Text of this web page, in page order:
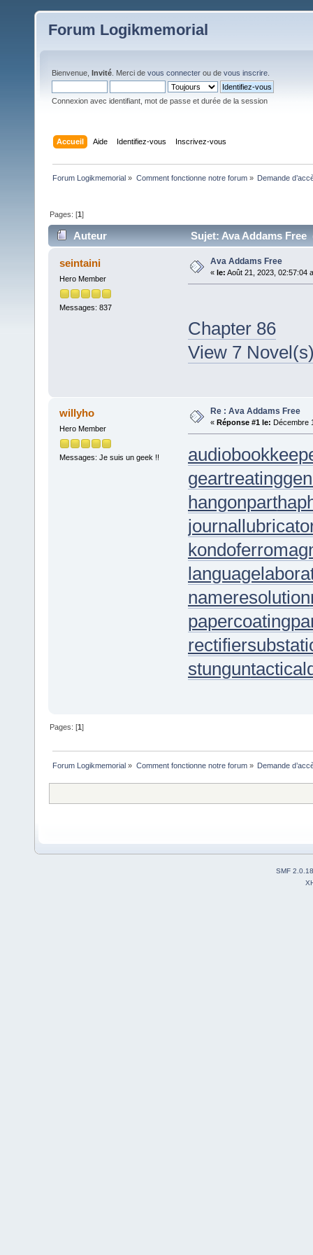
Forum Logikmemorial
Bienvenue, Invité . Merci de vous connecter ou de vous inscrire
Connexion avec identifiant, mot de passe et durée de la session
Accueil Aide Identifiez-vous Inscrivez-vous
Forum Logikmemorial » Comment fonctionne notre forum» Demande
Pages: [1]
Auteur Sujet: Ava Addams Free
seintaini
Hero Member
Messages: 837
Ava Addams Free
« le: Août 21, 2023, 02:57:04
Chapter 86
View 7
willyho
Hero Member
Messages: Je suis un geek !!
Re : Ava Addams Free
« Réponse #1 le: Décembre
geartreating
hangonpart
nameresolution
papercoating
stungun
Pages: [1]
Forum Logikmemorial » Comment fonctionne notre forum» Demande
SMF 2.0.18